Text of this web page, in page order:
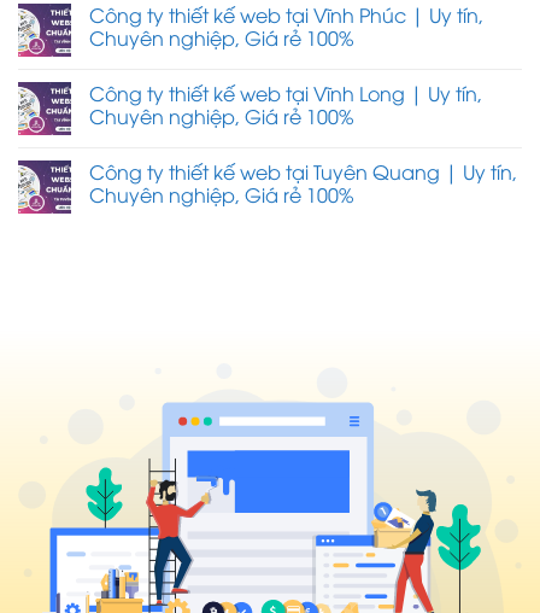
Công ty thiết kế web tại Vĩnh Phúc | Uy tín,
Chuyên nghiệp, Giá rẻ 100%
Công ty thiết kế web tại Vĩnh Long | Uy tín,
Chuyên nghiệp, Giá rẻ 100%
Công ty thiết kế web tại Tuyên Quang | Uy tín,
Chuyên nghiệp, Giá rẻ 100%